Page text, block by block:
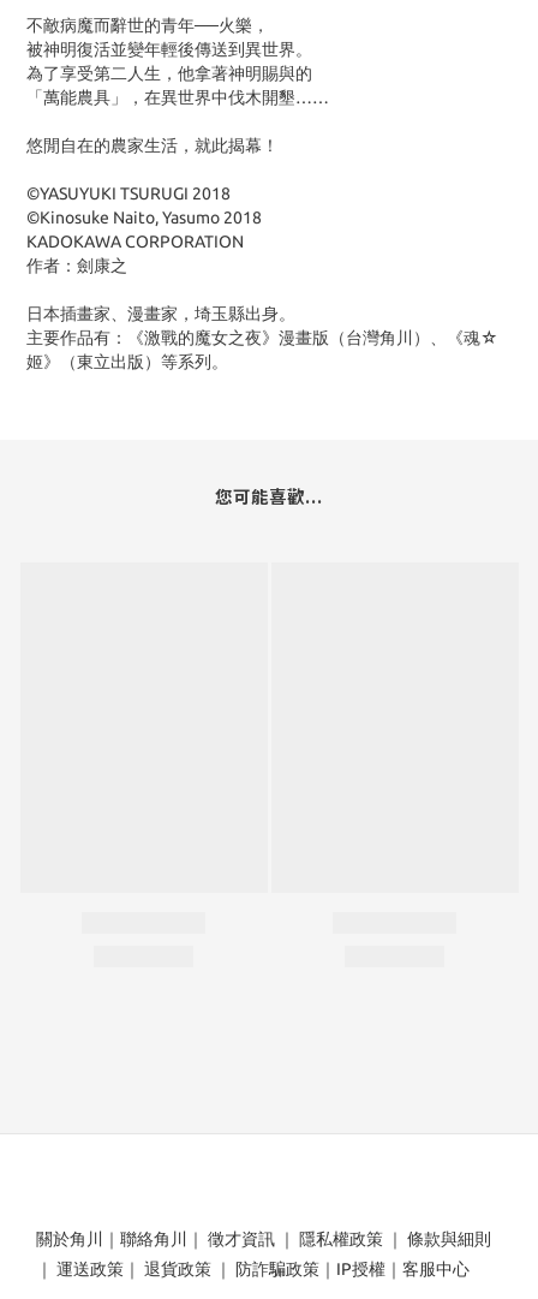
不敵病魔而辭世的青年──火樂，
被神明復活並變年輕後傳送到異世界。
為了享受第二人生，他拿著神明賜與的
「萬能農具」，在異世界中伐木開墾……
悠閒自在的農家生活，就此揭幕！
©YASUYUKI TSURUGI 2018
©Kinosuke Naito, Yasumo 2018
KADOKAWA CORPORATION
作者：劍康之
日本插畫家、漫畫家，埼玉縣出身。
主要作品有：《激戰的魔女之夜》漫畫版（台灣角川）、《魂☆
姬》（東立出版）等系列。
您可能喜歡...
關於角川 ｜ 聯絡角川 ｜ 徵才資訊 ｜ 隱私權政策 ｜ 條款與細則
｜ 運送政策 ｜ 退貨政策 ｜ 防詐騙政策 ｜ IP授權 ｜ 客服中心